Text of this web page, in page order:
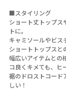
■スタイリング
ショート丈トップス
トに。
キャミソールやビス
ショートトップスと
幅広いアイテムとの
コ良くキメても、
裾のドロストコード
しい！